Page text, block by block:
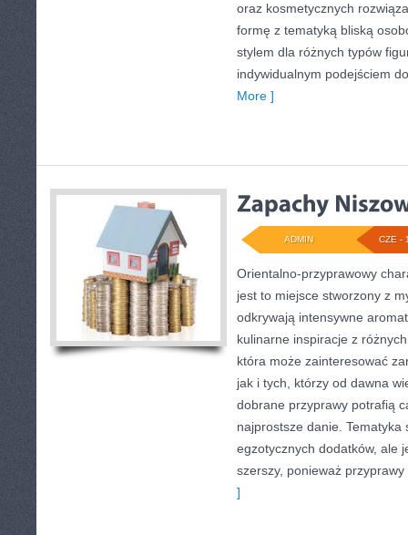
oraz kosmetycznych
formę z tematyką bliską
stylem dla różnych typów
indywidualnym podejściem
More ]
CZE -
ADMIN
Orientalno-przyprawowy
jest to miejsce stworzony z
odkrywają intensywne
kulinarne inspiracje z
która może zainteresować
jak i tych, którzy od dawna
dobrane przyprawy potrafią
najprostsze danie. Tematyka
egzotycznych dodatków, ale
szerszy, ponieważ
]